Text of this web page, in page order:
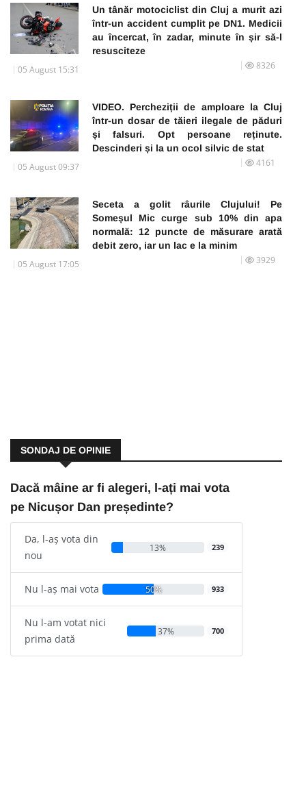
Un tânăr motociclist din Cluj a murit azi
într-un accident cumplit pe DN1. Medicii
au încercat, în zadar, minute în șir să-l
resusciteze
05 August 15:31 8326
VIDEO. Percheziții de amploare la Cluj
într-un dosar de tăieri ilegale de păduri
și falsuri. Opt persoane reținute.
Descinderi și la un ocol silvic de stat
05 August 09:37 4161
Seceta a golit râurile Clujului! Pe
Someșul Mic curge sub 10% din apa
normală: 12 puncte de măsurare arată
debit zero, iar un lac e la minim
05 August 17:05 3929
SONDAJ DE OPINIE
Dacă mâine ar fi alegeri, l-ați mai vota
pe Nicușor Dan președinte?
Da, l-aș vota din
nou
13% 239
Nu l-aș mai vota 50% 933
Nu l-am votat nici
prima dată
37% 700